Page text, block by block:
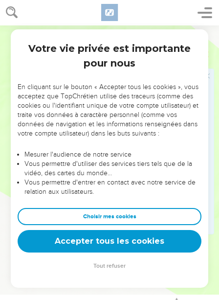
Marc 10
45 En effet, le Fils de l'homme est venu non pour être servi,
mais pour servir et donner sa vie en rançon pour beaucoup. »
Jésus guérit l'aveugle Bartimée
Ils arrivèrent à Jéricho. Lorsque Jésus sortit de la ville
avec ses disciples et une assez grande foule, Bartimée, le fils
aveugle de Timée, était assis en train de mendier au bord du
chemin.
Il entendit que c'était Jésus de Nazareth et se mit à crier :
« Fils de David, Jésus, aie pitié de moi ! »
beaucoup plus fort : « Fils de David, aie pitié de moi ! »
Jésus s'arrêta et dit : « Appelez-le. » Ils appelèrent
l'aveugle en lui disant : « Prends courage, lève-toi, il
t'appelle. »
L'aveugle jeta son manteau et, se levant d'un bond, vint
vers Jésus.
Jésus prit la parole et lui dit : « Que veux-tu que je fasse
pour toi ? » « Mon maître, lui répondit l'aveugle, que je
Votre vie privée est importante
pour nous
En cliquant sur le bouton « Accepter tous les cookies », vous
acceptez que TopChrétien utilise des traceurs (comme des
cookies ou l'identifiant unique de votre compte utilisateur) et
traite vos données à caractère personnel (comme vos
données de navigation et les informations renseignées dans
votre compte utilisateur) dans les buts suivants :
Mesurer l'audience de notre service
Vous permettre d'utiliser des services tiers tels que de la
vidéo, des cartes du monde…
Vous permettre d'entrer en contact avec notre service de
relation aux utilisateurs.
Choisir mes cookies
Accepter tous les cookies
Tout refuser